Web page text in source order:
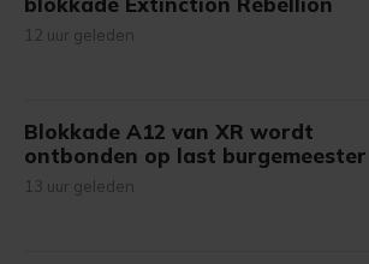
12 uur geleden
Blokkade A12 van XR wordt
ontbonden op last burgemeester
13 uur geleden